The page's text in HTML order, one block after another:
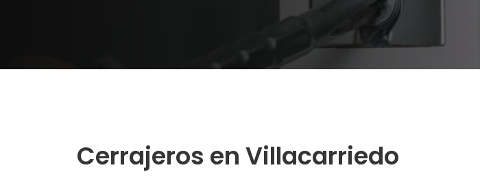
Cerrajeros en Villacarriedo